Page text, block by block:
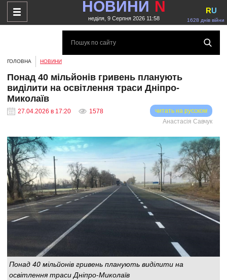
НОВИНИ N
неділя, 9 Серпня 2026 11:58 1628 днів війни
RU
ГОЛОВНА НОВИНИ
Понад 40 мільйонів гривень планують
виділити на освітлення траси Дніпро-
Миколаїв
27.04.2026 в 17:20 1578
читать на русском
Анастасія Савчук
Понад 40 мільйонів гривень планують виділити на
освітлення траси Дніпро-Миколаїв